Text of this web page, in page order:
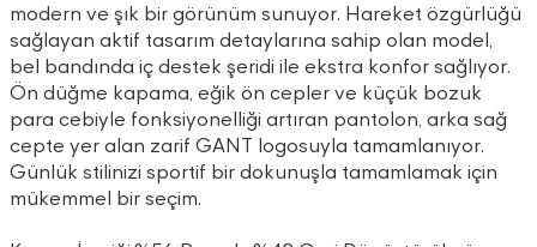
modern ve şık bir görünüm sunuyor. Hareket özgürlüğü
sağlayan aktif tasarım detaylarına sahip olan model,
bel bandında iç destek şeridi ile ekstra konfor sağlıyor.
Ön düğme kapama, eğik ön cepler ve küçük bozuk
para cebiyle fonksiyonelliği artıran pantolon, arka sağ
cepte yer alan zarif GANT logosuyla tamamlanıyor.
Günlük stilinizi sportif bir dokunuşla tamamlamak için
mükemmel bir seçim.